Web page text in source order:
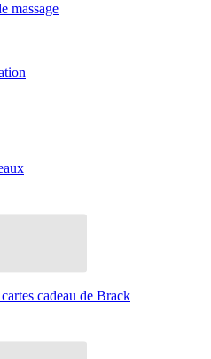
massage
cadeau de Brack